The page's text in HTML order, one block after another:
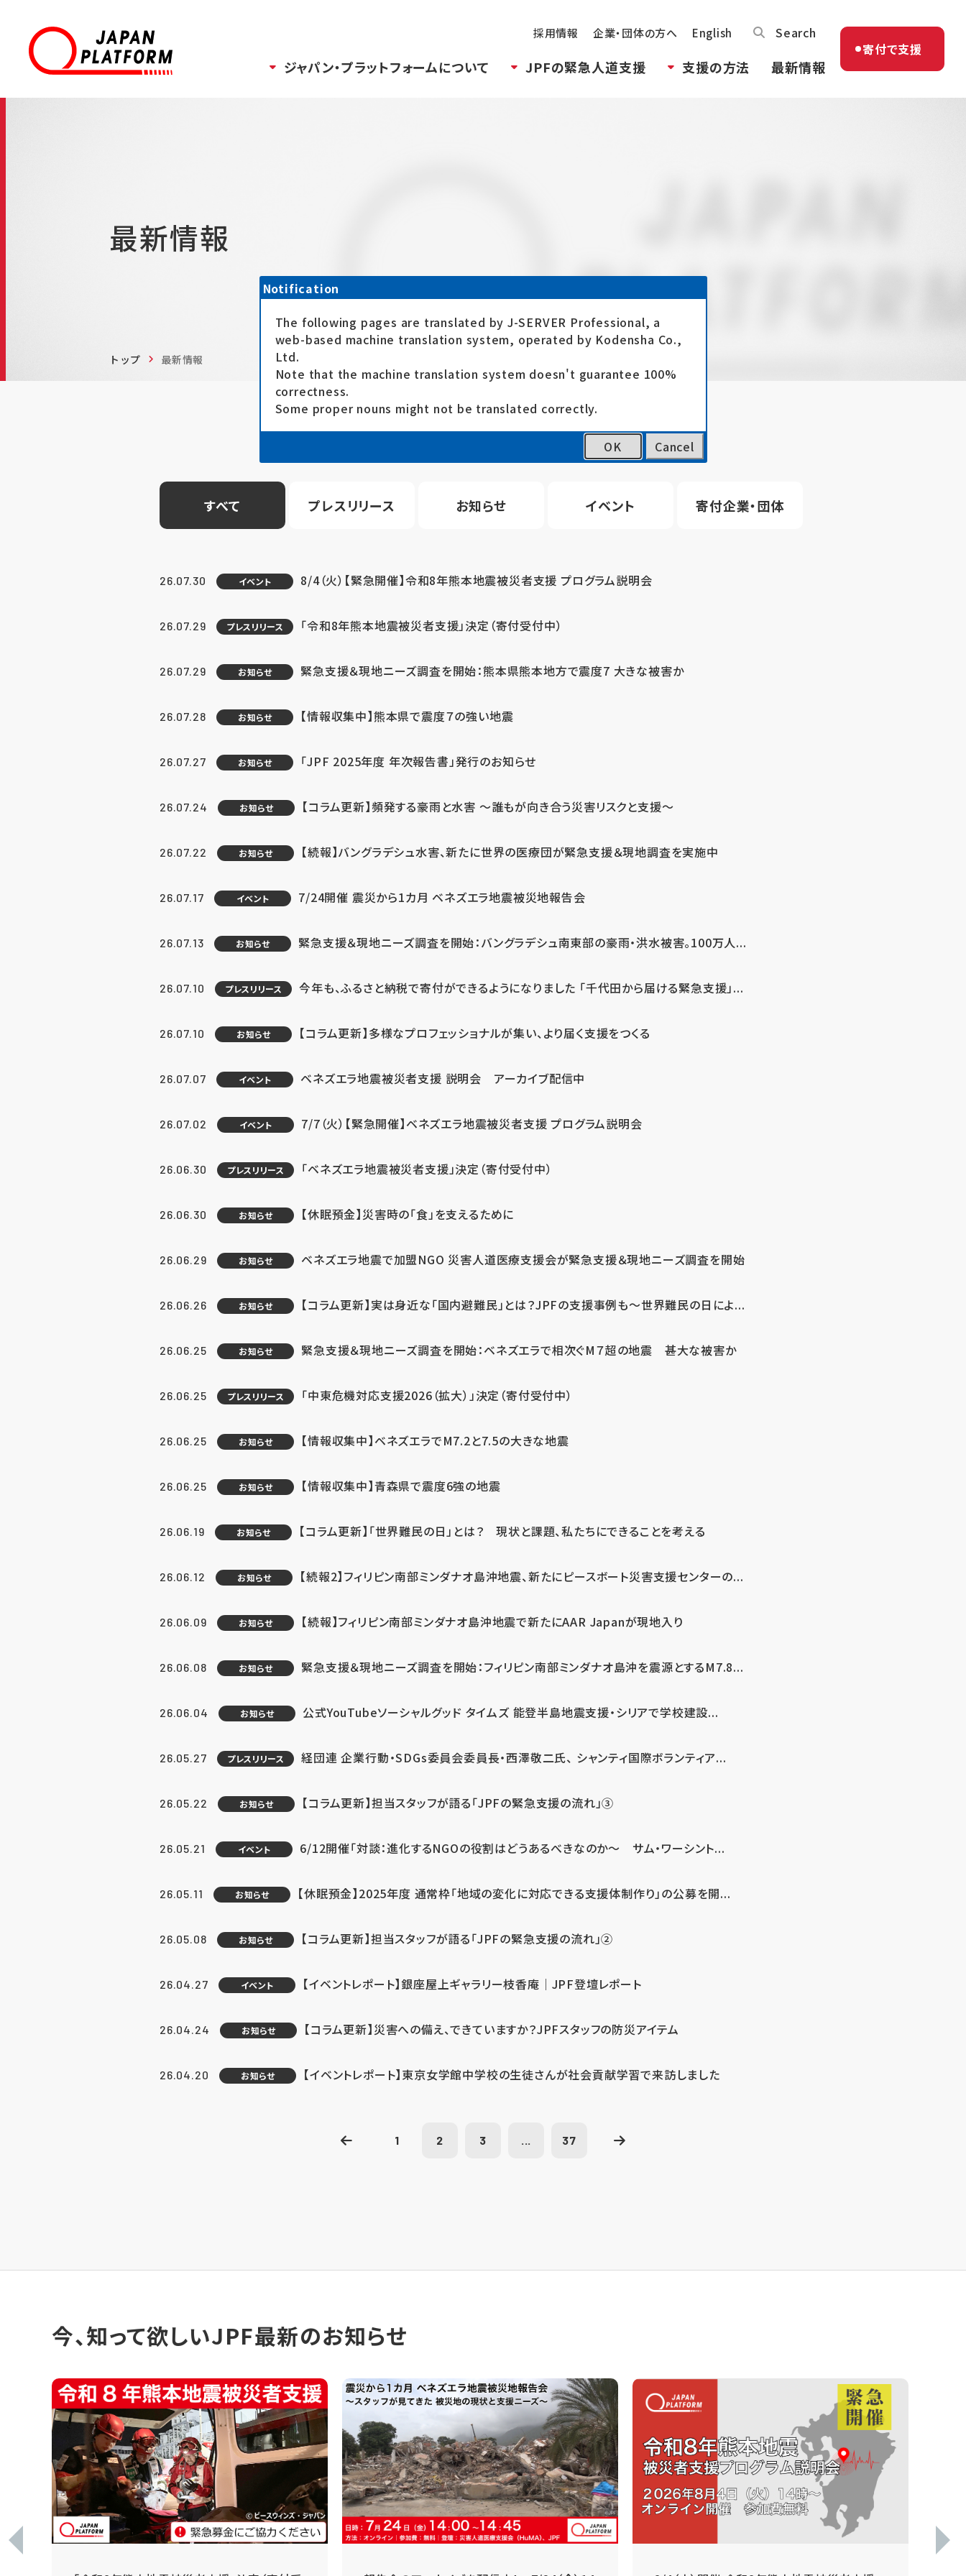
採用情報 企業・団体の方へ English Search
ジャパン・プラットフォームについて JPFの緊急人道支援 支援の方法 最新情報
寄付で支援
最新情報
トップ 最新情報
すべて プレスリリース お知らせ イベント 寄付企業・団体
26.07.30 イベント 8/4（火）【緊急開催】令和8年熊本地震被災者支援 プログラム説明会
26.07.29 プレスリリース 「令和8年熊本地震被災者支援」決定（寄付受付中）
26.07.29 お知らせ 緊急支援＆現地ニーズ調査を開始：熊本県熊本地方で震度7 大きな被害か
26.07.28 お知らせ 【情報収集中】熊本県で震度７の強い地震
26.07.27 お知らせ 「JPF 2025年度 年次報告書」発行のお知らせ
26.07.24 お知らせ 【コラム更新】頻発する豪雨と水害 ～誰もが向き合う災害リスクと支援～
26.07.22 お知らせ 【続報】バングラデシュ水害、新たに世界の医療団が緊急支援＆現地調査を実施中
26.07.17 イベント 7/24開催 震災から1カ月 ベネズエラ地震被災地報告会
26.07.13 お知らせ 緊急支援＆現地ニーズ調査を開始：バングラデシュ南東部の豪雨・洪水被害。100万人...
26.07.10 プレスリリース 今年も、ふるさと納税で寄付ができるようになりました 「千代田から届ける緊急支援」...
26.07.10 お知らせ 【コラム更新】多様なプロフェッショナルが集い、より届く支援をつくる
26.07.07 イベント ベネズエラ地震被災者支援 説明会 アーカイブ配信中
26.07.02 イベント 7/7（火）【緊急開催】ベネズエラ地震被災者支援 プログラム説明会
26.06.30 プレスリリース 「ベネズエラ地震被災者支援」決定（寄付受付中）
26.06.30 お知らせ 【休眠預金】災害時の「食」を支えるために
26.06.29 お知らせ ベネズエラ地震で加盟NGO 災害人道医療支援会が緊急支援＆現地ニーズ調査を開始
26.06.26 お知らせ 【コラム更新】実は身近な「国内避難民」とは？JPFの支援事例も～世界難民の日によ...
26.06.25 お知らせ 緊急支援＆現地ニーズ調査を開始：ベネズエラで相次ぐM７超の地震 甚大な被害か
26.06.25 プレスリリース 「中東危機対応支援2026（拡大）」決定（寄付受付中）
26.06.25 お知らせ 【情報収集中】ベネズエラでM7.2と7.5の大きな地震
26.06.25 お知らせ 【情報収集中】青森県で震度6強の地震
26.06.19 お知らせ 【コラム更新】「世界難民の日」とは？ 現状と課題、私たちにできることを考える
26.06.12 お知らせ 【続報2】フィリピン南部ミンダナオ島沖地震、新たにピースボート災害支援センターの...
26.06.09 お知らせ 【続報】フィリピン南部ミンダナオ島沖地震で新たにAAR Japanが現地入り
26.06.08 お知らせ 緊急支援＆現地ニーズ調査を開始：フィリピン南部ミンダナオ島沖を震源とするM7.8...
26.06.04 お知らせ 公式YouTubeソーシャルグッド タイムズ 能登半島地震支援・シリアで学校建設...
26.05.27 プレスリリース 経団連 企業行動・SDGs委員会委員長・西澤敬二氏、 シャンティ国際ボランティア...
26.05.22 お知らせ 【コラム更新】担当スタッフが語る「JPFの緊急支援の流れ」③
26.05.21 イベント 6/12開催「対談：進化するNGOの役割はどうあるべきなのか～ サム・ワーシント...
26.05.11 お知らせ 【休眠預金】2025年度 通常枠「地域の変化に対応できる支援体制作り」の公募を開...
26.05.08 お知らせ 【コラム更新】担当スタッフが語る「JPFの緊急支援の流れ」②
26.04.27 イベント 【イベントレポート】銀座屋上ギャラリー枝香庵｜JPF登壇レポート
26.04.24 お知らせ 【コラム更新】災害への備え、できていますか？JPFスタッフの防災アイテム
26.04.20 お知らせ 【イベントレポート】東京女学館中学校の生徒さんが社会貢献学習で来訪しました
1 2 3 ... 37
今、知って欲しいJPF最新のお知らせ
Notification
The following pages are translated by J-SERVER Professional, a
web-based machine translation system, operated by Kodensha Co.,
Ltd.
Note that the machine translation system doesn't guarantee 100%
correctness.
Some proper nouns might not be translated correctly.
OK Cancel